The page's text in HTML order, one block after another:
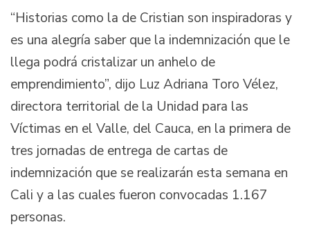
“Historias como la de Cristian son inspiradoras y
es una alegría saber que la indemnización que le
llega podrá cristalizar un anhelo de
emprendimiento”, dijo Luz Adriana Toro Vélez,
directora territorial de la Unidad para las
Víctimas en el Valle, del Cauca, en la primera de
tres jornadas de entrega de cartas de
indemnización que se realizarán esta semana en
Cali y a las cuales fueron convocadas 1.167
personas.